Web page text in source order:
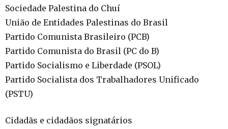
Sociedade Palestina do Chuí
União de Entidades Palestinas do Brasil
Partido Comunista Brasileiro (PCB)
Partido Comunista do Brasil (PC do B)
Partido Socialismo e Liberdade (PSOL)
Partido Socialista dos Trabalhadores Unificado
(PSTU)
Cidadãs e cidadãos signatários